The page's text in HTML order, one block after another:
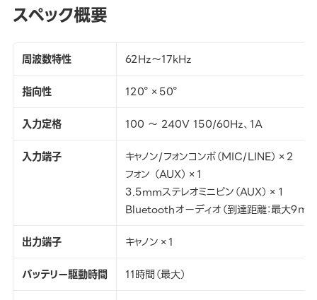
スペック概要
周波数特性
62Hz～17kHz
指向性
120°×50°
入力定格
100 ～ 240V 150/60Hz、1A
入力端子
キャノン/フォンコンボ（MIC/LINE）×2
フォン （AUX）×1
3.5mmステレオミニピン（AUX）×１
Bluetoothオーディオ（到達距離：最大9ｍ)
出力端子
キャノン×1
バッテリー駆動時間
11時間（最大）